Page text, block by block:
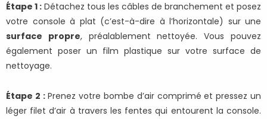
Étape 1 : Détachez tous les câbles de branchement et posez
votre console à plat (c’est-à-dire à l’horizontale) sur une
surface propre, préalablement nettoyée. Vous pouvez
également poser un film plastique sur votre surface de
nettoyage.
Étape 2 :Prenez votre bombe d’air comprimé et pressez un
léger filet d’air à travers les fentes qui entourent la console.